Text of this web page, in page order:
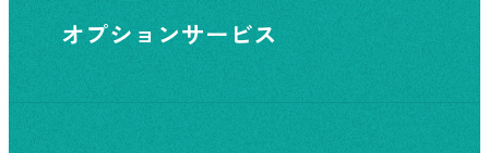
オプションサービス